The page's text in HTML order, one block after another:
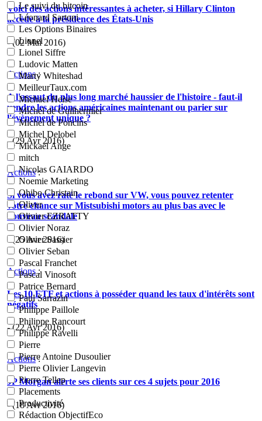
Le suivi du bitcoin
Léonard Sartoni
Les Options Binaires
Lionel
Lionel Siffre
Ludovic Matten
Marty Whiteshad
MeilleurTaux.com
Michael Heise
Michel de Guilhermier
Michel de Poncins
Michel Delobel
Mickaël Ange
mitch
Nicolas GAIARDO
Noemie Marketing
Ohibo Christain
Oliver
Olivier EZRATTY
Olivier Noraz
Olivier Sassier
Olivier Seban
Pascal Franchet
Pascal Vinosoft
Patrice Bernard
Paul Sarrazin
Philippe Paillole
Philippe Rancourt
Philippe Ravelli
Pierre
Pierre Antoine Dusoulier
Pierre Olivier Langevin
Pierre Tellep
Placements
Productivité
Rédaction ObjectifEco
Voici des actions intéressantes à acheter, si Hillary Clinton
accède à la présidence des États-Unis
- (02 Mai 2016)
Actions:
A l'assaut du plus long marché haussier de l'histoire - faut-il
vendre les actions américaines maintenant ou parier sur
l'évènement unique ?
- (29 Avr 2016)
Actions:
Si vous avez raté le rebond sur VW, vous pouvez retenter
votre chance sur Mistsubishi motors au plus bas avec le
nouveau scandale
- (25 Avr 2016)
Actions:
Les 10 ETF et actions à posséder quand les taux d'intérêts sont
négatifs
- (22 Avr 2016)
Actions:
JP Morgan alerte ses clients sur ces 4 sujets pour 2016
- (18 Avr 2016)